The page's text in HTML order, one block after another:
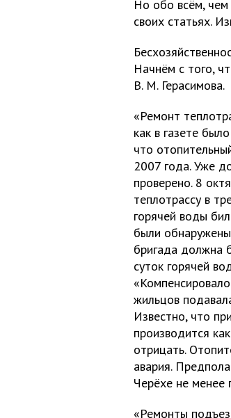
Но обо всём, чем
своих статьях.
Начнём с того,
В. М. Герасимова.
«Ремонт
как в газете
что
2007 года. Уже
проверено. 8
теплотрассу в
горячей воды
были
бригада должна
суток горячей
жильцов
Известно, что
производится
отрицать.
авария.
Черёхе не менее
«Ремонты